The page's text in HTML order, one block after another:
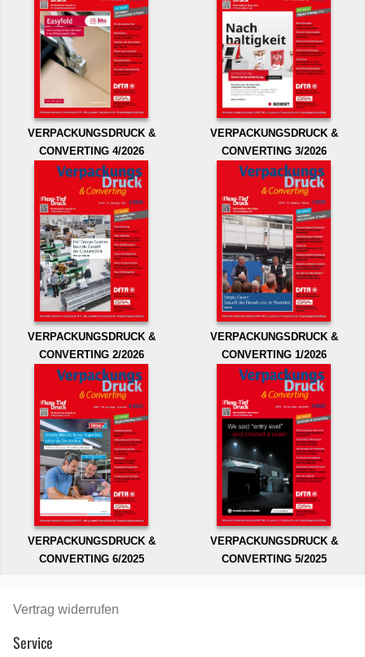
VERPACKUNGSDRUCK &
CONVERTING 4/2026
VERPACKUNGSDRUCK &
CONVERTING 3/2026
VERPACKUNGSDRUCK &
CONVERTING 2/2026
VERPACKUNGSDRUCK &
CONVERTING 1/2026
VERPACKUNGSDRUCK &
CONVERTING 6/2025
VERPACKUNGSDRUCK &
CONVERTING 5/2025
Vertrag widerrufen
Service